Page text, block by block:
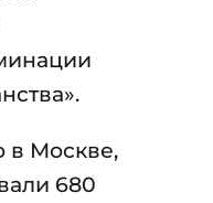
в Москве,
680